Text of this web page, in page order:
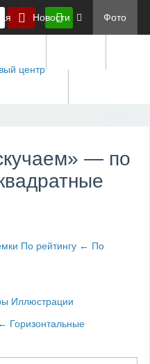
Новости Фото
— по
По рейтингу ← По
Иллюстрации
← Горизонтальные